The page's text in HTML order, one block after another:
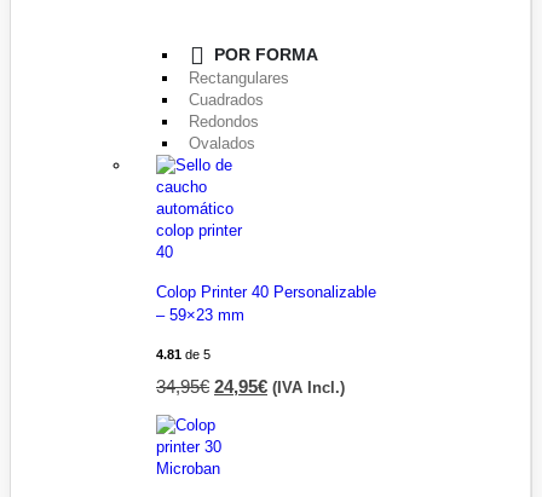
POR FORMA
Rectangulares
Cuadrados
Redondos
Ovalados
Colop Printer 40 Personalizable
– 59×23 mm
4.81 de 5
34,95€ 24,95€ (IVA Incl.)